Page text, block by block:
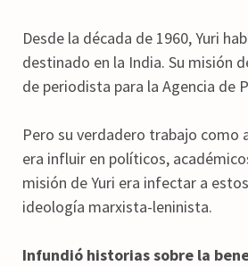
Desde la década de 1960, Yuri
destinado en la India. Su misión
de periodista para la Agencia de
Pero su verdadero trabajo como
era influir en políticos,
misión de Yuri era infectar a
ideología marxista-leninista.
Infundió historias sobre la